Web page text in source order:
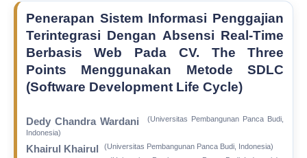
Penerapan Sistem Informasi Penggajian
Terintegrasi Dengan Absensi Real-Time
Berbasis Web Pada CV. The Three
Points Menggunakan Metode SDLC
(Software Development Life Cycle)
Dedy Chandra Wardani
(Universitas Pembangunan Panca Budi,
Indonesia)
Khairul Khairul (Universitas Pembangunan Panca Budi, Indonesia)